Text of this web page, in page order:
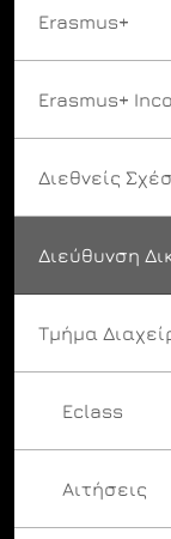
Erasmus+
Erasmus+
Διεθνείς
Διεύθυνση
Τμήμα
Eclass
Αιτήσεις